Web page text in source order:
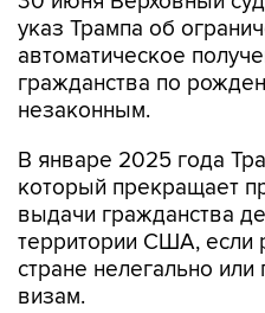
указ Трампа об
автоматическое
гражданства по
незаконным.
В январе 2025 года
который прекращает
выдачи гражданства
территории США, если
стране нелегально
визам.